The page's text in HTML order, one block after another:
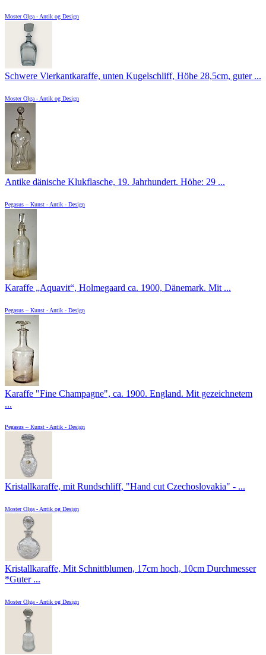
Moster Olga - Antik og Design
Schwere Vierkantkaraffe, unten Kugelschliff, Höhe 28,5cm, guter ...
Moster Olga - Antik og Design
Antike dänische Klukflasche, 19. Jahrhundert. Höhe: 29 ...
Pegasus – Kunst - Antik - Design
Karaffe „Aquavit“, Holmegaard ca. 1900, Dänemark. Mit ...
Pegasus – Kunst - Antik - Design
Karaffe "Fine Champagne", ca. 1900. England. Mit gezeichnetem
...
Pegasus – Kunst - Antik - Design
Kristallkaraffe, mit Rundschliff, "Hand cut Czechoslovakia" - ...
Moster Olga - Antik og Design
Kristallkaraffe, Mit Schnittblumen, 17cm hoch, 10cm Durchmesser
*Guter ...
Moster Olga - Antik og Design